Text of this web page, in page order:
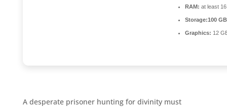
RAM: at least
Storage:100 GB
Graphics: 12
A desperate prisoner hunting for divinity must